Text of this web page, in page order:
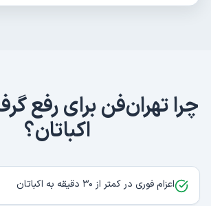
چرا تهران‌فن برایرفع
اکباتان؟
اعزام فوری در کمتر از ۳۰ دقیقه به اکباتان